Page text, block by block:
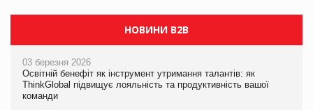
НОВИНИ B2B
03 березня 2026
Освітній бенефіт як інструмент утримання талантів: як
ThinkGlobal підвищує лояльність та продуктивність вашої
команди